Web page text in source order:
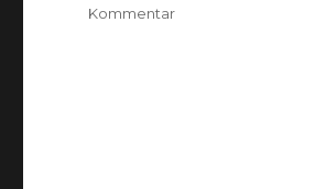
Kommentarzu